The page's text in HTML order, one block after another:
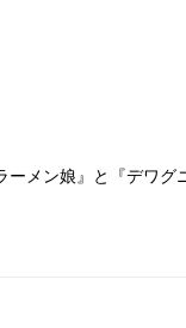
ーメン娘』と『デワグ